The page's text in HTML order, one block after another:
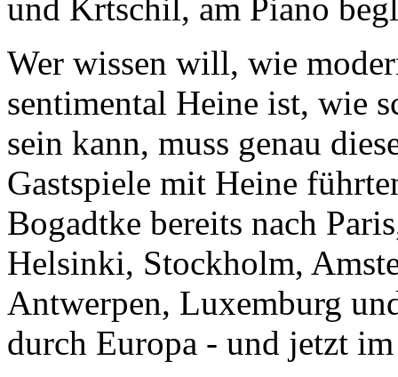
und Krtschil, am Piano
Wer wissen will, wie
sentimental Heine ist, wie
sein kann, muss genau
Gastspiele mit Heine
Bogadtke bereits nach
Helsinki, Stockholm,
Antwerpen, Luxemburg
durch Europa - und jetzt